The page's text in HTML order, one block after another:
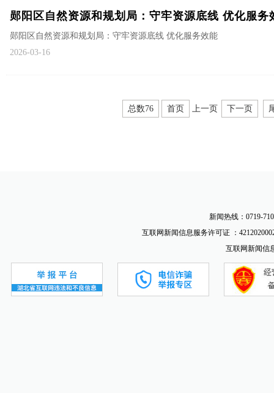
郧阳区自然资源和规划局：守牢资源底线 优化服务
郧阳区自然资源和规划局：守牢资源底线 优化服务效能
2026-03-16
总数76 首页 上一页 下一页
新闻热线：0719-
互联网新闻信息服务许可证 ：
互联网新闻信